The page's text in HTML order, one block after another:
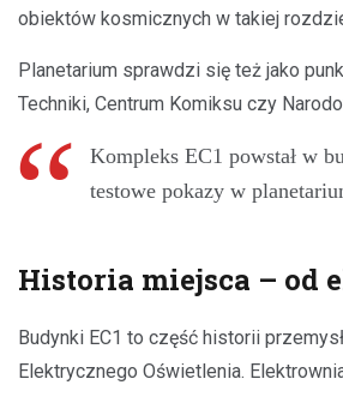
obiektów kosmicznych w takiej
Planetarium sprawdzi się też jako
Techniki, Centrum Komiksu czy
Kompleks EC1 powstał w
testowe pokazy w
Historia miejsca –
Budynki EC1 to część historii
Elektrycznego Oświetlenia.